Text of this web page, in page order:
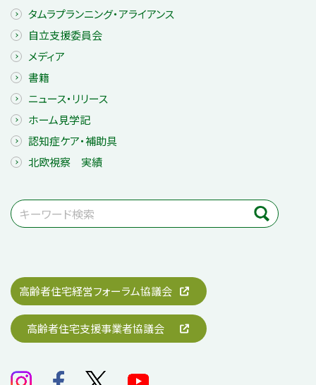
タムラプランニング・アライアンス
自立支援委員会
メディア
書籍
ニュース・リリース
ホーム見学記
認知症ケア・補助具
北欧視察 実績
高齢者住宅経営フォーラム協議会
高齢者住宅支援事業者協議会